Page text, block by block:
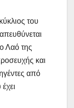
του
Λαό της
και
από